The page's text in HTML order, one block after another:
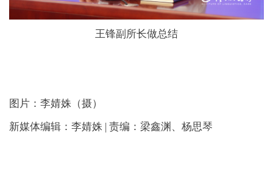
王锋副所长做总结
图片：李婧姝（摄）
新媒体编辑：李婧姝 | 责编：梁鑫渊、杨思琴